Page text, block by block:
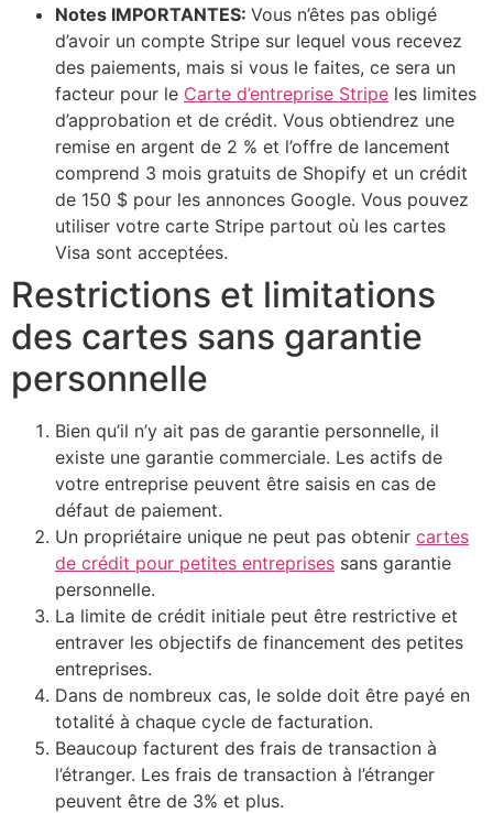
Notes IMPORTANTES: Vous n’êtes pas obligé
d’avoir un compte Stripe sur lequel vous recevez
des paiements, mais si vous le faites, ce sera un
facteur pour le Carte d’entreprise Stripe les limites
d’approbation et de crédit. Vous obtiendrez une
remise en argent de 2 % et l’offre de lancement
comprend 3 mois gratuits de Shopify et un crédit
de 150 $ pour les annonces Google. Vous pouvez
utiliser votre carte Stripe partout où les cartes
Visa sont acceptées.
Restrictions et limitations
des cartes sans garantie
personnelle
Bien qu’il n’y ait pas de garantie personnelle, il
existe une garantie commerciale. Les actifs de
votre entreprise peuvent être saisis en cas de
défaut de paiement.
Un propriétaire unique ne peut pas obtenir cartes
de crédit pour petites entreprises sans garantie
personnelle.
La limite de crédit initiale peut être restrictive et
entraver les objectifs de financement des petites
entreprises.
Dans de nombreux cas, le solde doit être payé en
totalité à chaque cycle de facturation.
Beaucoup facturent des frais de transaction à
l’étranger. Les frais de transaction à l’étranger
peuvent être de 3% et plus.